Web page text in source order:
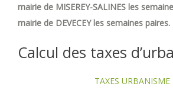
mairie de MISEREY-SALINES les
mairie de DEVECEY les semaines paires.
Calcul des taxes
TAXES URBANISME